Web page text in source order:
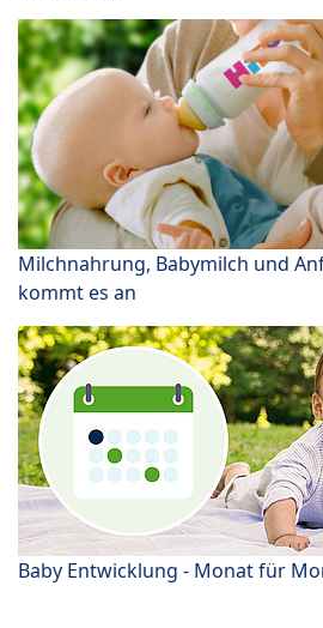
Milchnahrung, Babymilch und
kommt es an
Baby Entwicklung - Monat für